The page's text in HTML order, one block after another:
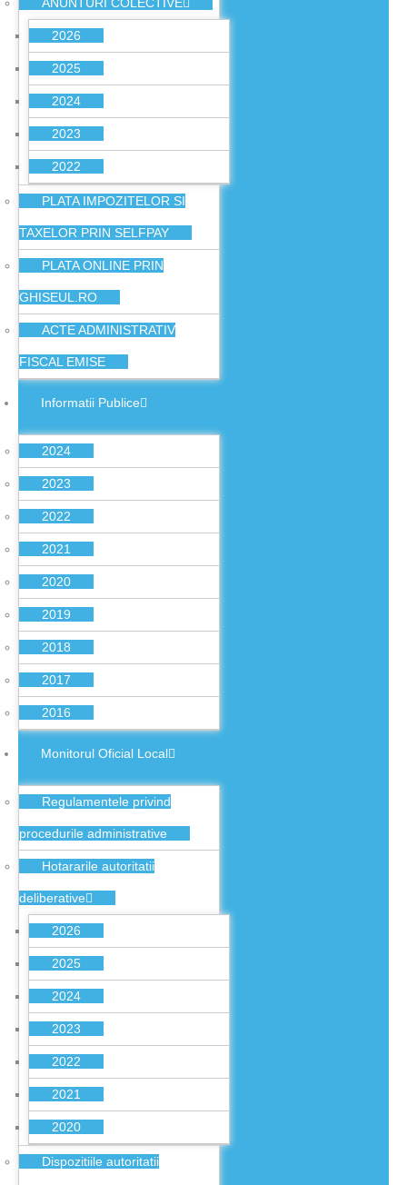
2026
2025
2024
2023
2022
PLATA IMPOZITELOR SI
TAXELOR PRIN SELFPAY
PLATA ONLINE PRIN
GHISEUL.RO
ACTE ADMINISTRATIV
FISCAL EMISE
Informatii Publice
2024
2023
2022
2021
2020
2019
2018
2017
2016
Monitorul Oficial Local
Regulamentele privind
procedurile administrative
Hotararile autoritatii
deliberative
2026
2025
2024
2023
2022
2021
2020
Dispozitiile autoritatii